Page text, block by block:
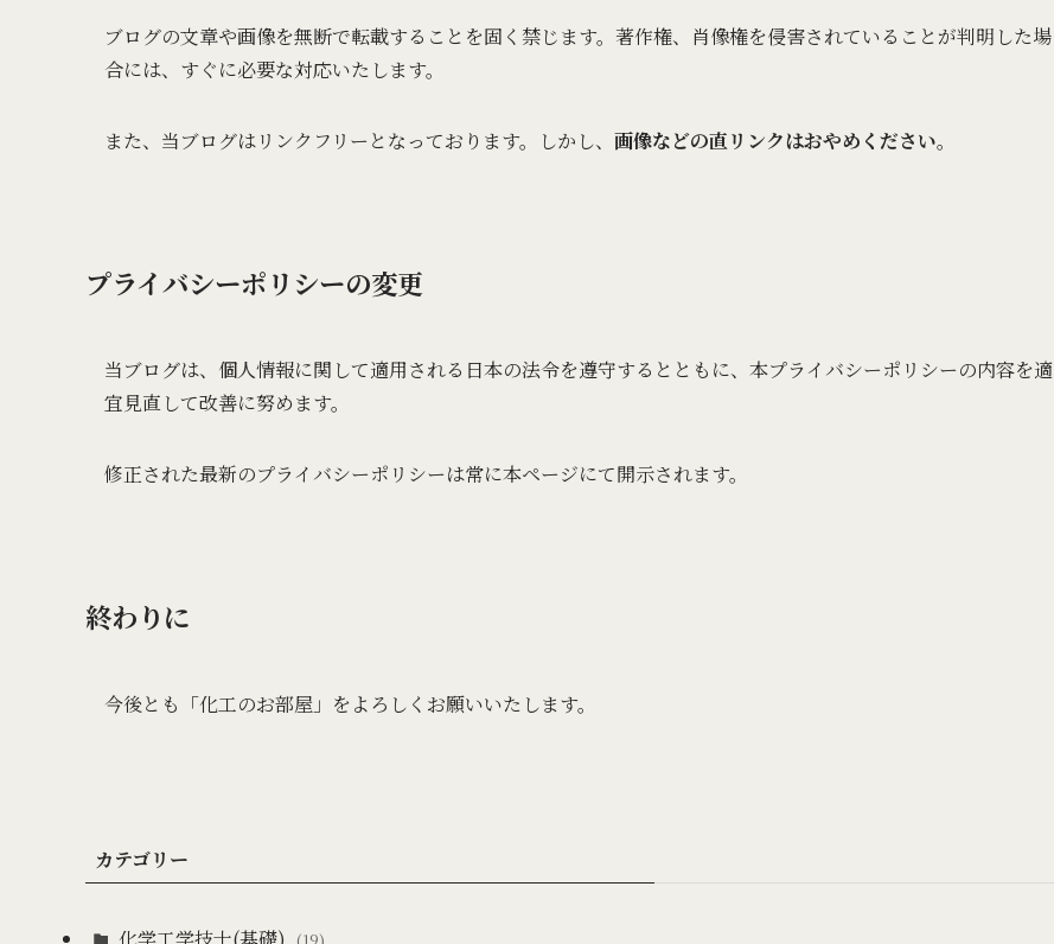
ブログの文章や画像を無断で転載することを固く禁じます。著作権、肖像権を侵害されていることが判明した場
合には、すぐに必要な対応いたします。
また、当ブログはリンクフリーとなっております。しかし、 画像などの直リンクはおやめください。
プライバシーポリシーの変更
当ブログは、個人情報に関して適用される日本の法令を遵守するとともに、本プライバシーポリシーの内容を適
宜見直して改善に努めます。
修正された最新のプライバシーポリシーは常に本ページにて開示されます。
終わりに
今後とも「化工のお部屋」をよろしくお願いいたします。
カテゴリー
化学工学技士(基礎)